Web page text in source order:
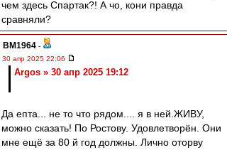
чем здесь Спартак?! А чо, кони правда
сравняли?
BM1964 -
30 апр 2025 22:06
Argos » 30 апр 2025 19:12
Да епта... не то что рядом.... я в ней.ЖИВУ,
можно сказать! По Ростову. Удовлетворён. Они
мне ещё за 80 й год должны. Лично оторву